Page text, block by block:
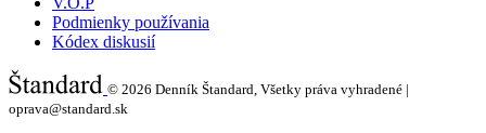
Podmienky používania
Kódex diskusií
© 2026 Denník Štandard, Všetky práva vyhradené |
oprava@standard.sk